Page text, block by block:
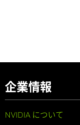
企業情報
NVIDIA について